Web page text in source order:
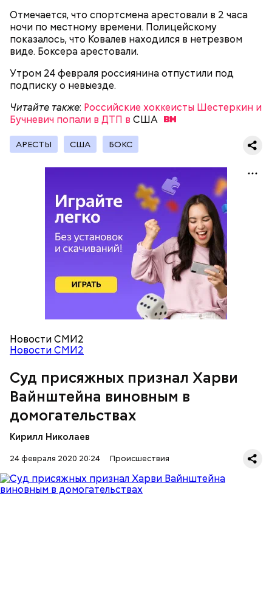
Отмечается, что спортсмена арестовали в 2 часа
ночи по местному времени. Полицейскому
показалось, что Ковалев находился в нетрезвом
виде. Боксера арестовали.
Утром 24 февраля россиянина отпустили под
подписку о невыезде.
Читайте также: Российские хоккеисты Шестеркин и
Бучневич попали в ДТП в США
АРЕСТЫ США БОКС
Новости СМИ2
Новости СМИ2
Суд присяжных признал Харви
Вайнштейна виновным в
домогательствах
Кирилл Николаев
24 февраля 2020 20:24 Происшествия
Громкий скандал случился в Голливуде после того,
домогательствах. Вайнштейн был уволен из
собственной компании. В его отношении полиция
Читайте также: Подруга вдовы Брайанта показала
татуировку в память о ее погибшей дочери